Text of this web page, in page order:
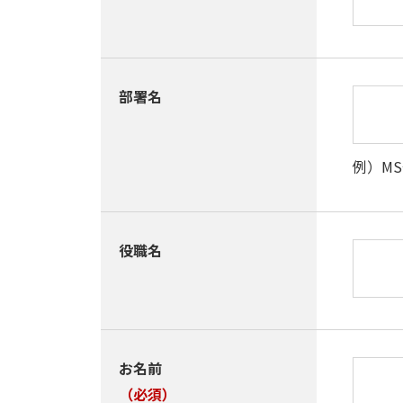
部署名
例）
役職名
お名前
（必須）